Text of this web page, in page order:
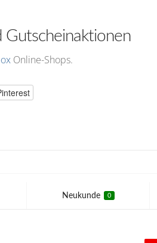
Gutscheinaktionen
Online-Shops.
Neukunde 0